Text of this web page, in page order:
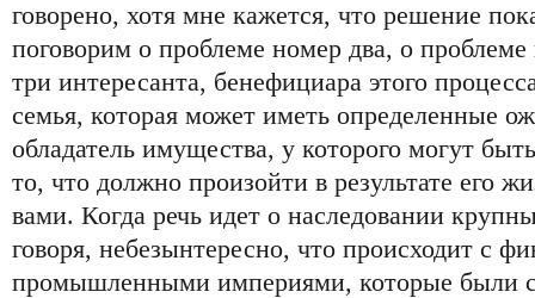
говорено, хотя мне кажется, что решение
поговорим о проблеме номер два, о проблеме
три интересанта, бенефициара этого
семья, которая может иметь определенные
обладатель имущества, у которого могут
то, что должно произойти в результате его
вами. Когда речь идет о наследовании
говоря, небезынтересно, что происходит с
промышленными империями, которые были